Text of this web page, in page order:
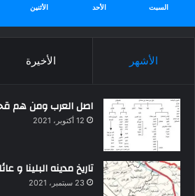
السبت الأحد الأثنين
الأشهر الأخيرة
اصل العرب ومن هم
12 أكتوبر، 2021
تاريخ مدينه البلينا و
23 سبتمبر، 2021